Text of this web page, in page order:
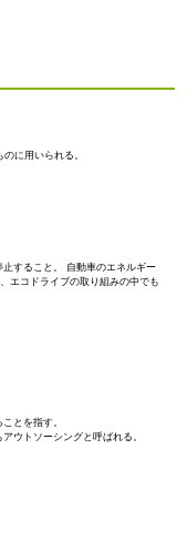
に用いられる。
すること。 自動車のエネルギー
エコドライブの取り組みの中でも
とを指す。
ウトソーシングと呼ばれる。